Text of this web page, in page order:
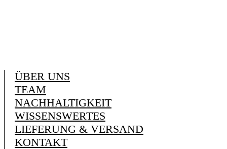
ÜBER UNS
TEAM
NACHHALTIGKEIT
WISSENSWERTES
LIEFERUNG & VERSAND
KONTAKT